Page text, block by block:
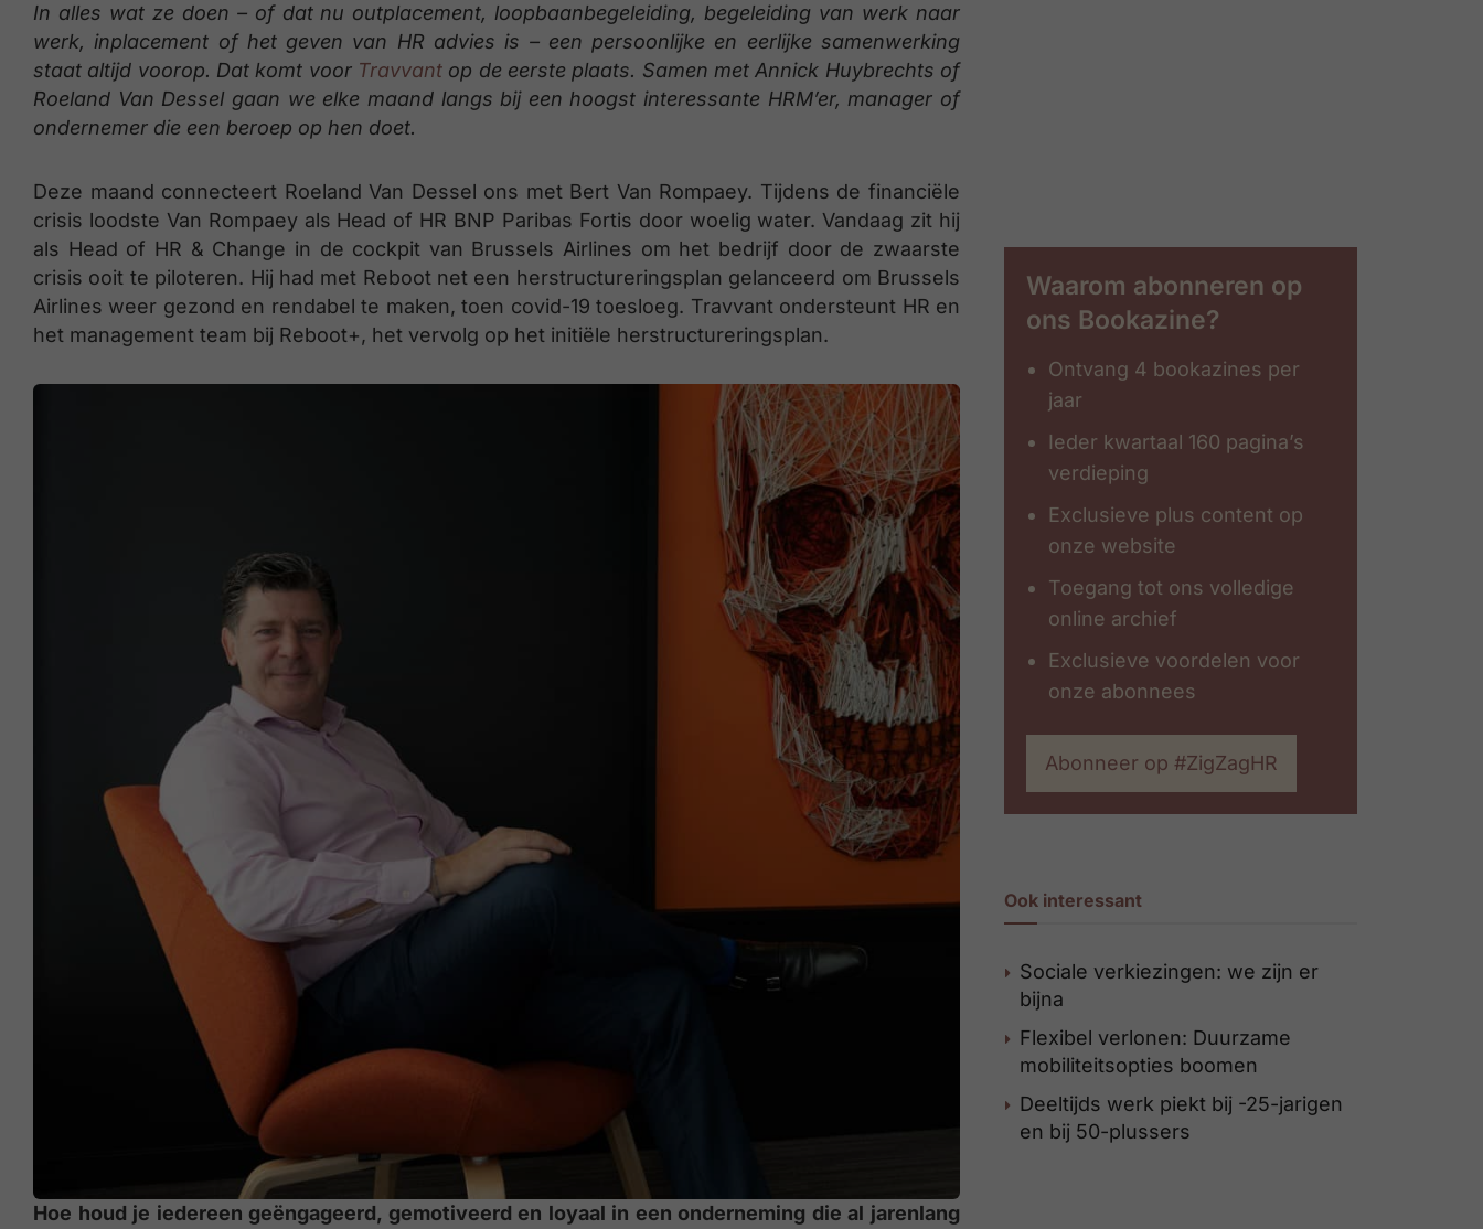
In alles wat ze doen – of dat nu outplacement, loopbaanbegeleiding, begeleiding van werk naar
werk, inplacement of het geven van HR advies is – een persoonlijke en eerlijke samenwerking
staat altijd voorop. Dat komt voor Travvant op de eerste plaats. Samen met Annick Huybrechts of
Roeland Van Dessel gaan we elke maand langs bij een hoogst interessante HRM’er, manager of
ondernemer die een beroep op hen doet.
Deze maand connecteert Roeland Van Dessel ons met Bert Van Rompaey. Tijdens de financiële
crisis loodste Van Rompaey als Head of HR BNP Paribas Fortis door woelig water. Vandaag zit hij
als Head of HR & Change in de cockpit van Brussels Airlines om het bedrijf door de zwaarste
crisis ooit te piloteren. Hij had met Reboot net een herstructureringsplan gelanceerd om Brussels
Airlines weer gezond en rendabel te maken, toen covid-19 toesloeg. Travvant ondersteunt HR en
het management team bij Reboot+, het vervolg op het initiële herstructureringsplan.
Hoe houd je iedereen geëngageerd, gemotiveerd en loyaal in een onderneming die al jarenlang
Waarom abonneren op
ons Bookazine?
Ontvang 4 bookazines per
jaar
Ieder kwartaal 160 pagina’s
verdieping
Exclusieve plus content op
onze website
Toegang tot ons volledige
online archief
Exclusieve voordelen voor
onze abonnees
Abonneer op #ZigZagHR
Ook interessant
Sociale verkiezingen: we zijn er
bijna
Flexibel verlonen: Duurzame
mobiliteitsopties boomen
Deeltijds werk piekt bij -25-jarigen
en bij 50-plussers